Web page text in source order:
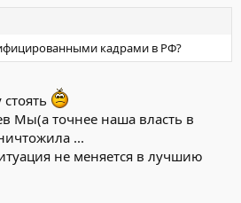
кадрами в РФ?
Мы(а точнее наша власть в
...
не меняется в лучшию